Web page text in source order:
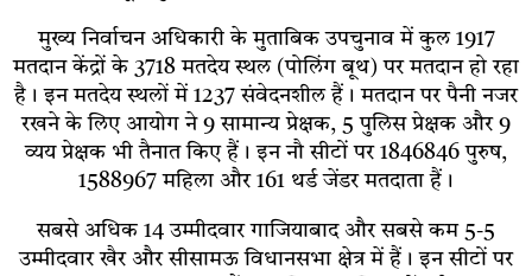
मुख्य निर्वाचन अधिकारी के मुताबिक उपचुनाव में कुल 1917
मतदान केंद्रों के 3718 मतदेय स्थल (पोलिंग बूथ) पर मतदान हो रहा
है। इन मतदेय स्थलों में 1237 संवेदनशील हैं। मतदान पर पैनी नजर
रखने के लिए आयोग ने 9 सामान्य प्रेक्षक, 5 पुलिस प्रेक्षक और 9
व्यय प्रेक्षक भी तैनात किए हैं। इन नौ सीटों पर 1846846 पुरुष,
1588967 महिला और 161 थर्ड जेंडर मतदाता हैं।
सबसे अधिक 14 उम्मीदवार गाजियाबाद और सबसे कम 5-5
उम्मीदवार खैर और सीसामऊ विधानसभा क्षेत्र में हैं। इन सीटों पर